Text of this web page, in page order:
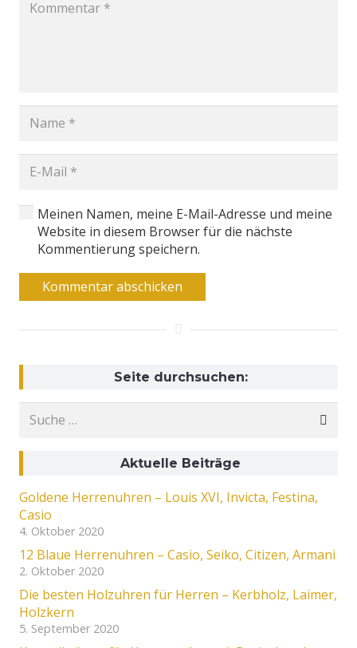
Meinen Namen, meine E-Mail-Adresse und meine
Website in diesem Browser für die nächste
Kommentierung speichern.
Kommentar abschicken
Seite durchsuchen:
nach:
Aktuelle Beiträge
Goldene Herrenuhren – Louis XVI, Invicta, Festina,
Casio
4. Oktober 2020
12 Blaue Herrenuhren – Casio, Seiko, Citizen, Armani
2. Oktober 2020
Die besten Holzuhren für Herren – Kerbholz, Laimer,
Holzkern
5. September 2020